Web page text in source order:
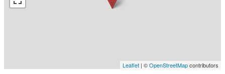
Leaflet | ©OpenStreetMapcontributors